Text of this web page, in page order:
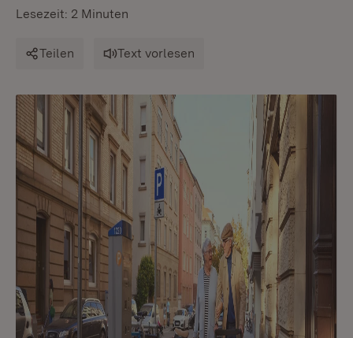
Lesezeit: 2 Minuten
Teilen Text vorlesen